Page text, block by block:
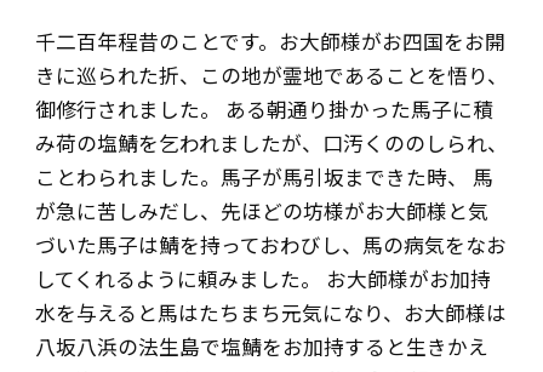
千二百年程昔のことです。お大師様がお四国をお開
きに巡られた折、この地が霊地であることを悟り、
御修行されました。 ある朝通り掛かった馬子に積
み荷の塩鯖を乞われましたが、口汚くののしられ、
ことわられました。馬子が馬引坂まできた時、 馬
が急に苦しみだし、先ほどの坊様がお大師様と気
づいた馬子は鯖を持っておわびし、馬の病気をなお
してくれるように頼みました。 お大師様がお加持
水を与えると馬はたちまち元気になり、お大師様は
八坂八浜の法生島で塩鯖をお加持すると生きかえ